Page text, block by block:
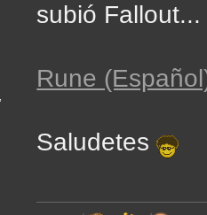
subió
Rune
Saludetes